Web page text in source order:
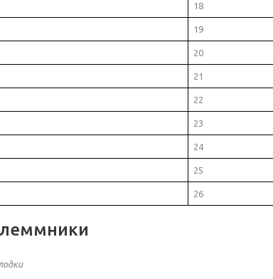
18
19
20
21
22
23
24
25
26